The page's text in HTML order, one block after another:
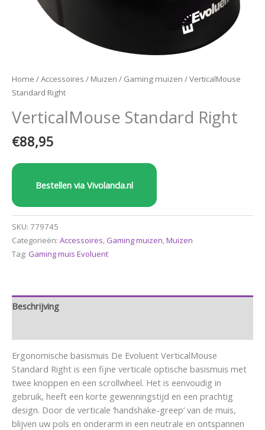
Home /Accessoires / Muizen / Gaming muizen / VerticalMouse
Standard Right
VerticalMouse Standard Right
€88,95
Bestellen via Vivolanda.nl
SKU: 779745
Categorieën: Accessoires, Gaming muizen,Muizen
Tag: Gaming muis Evoluent
Beschrijving
Ergonomische basismuis De Evoluent VerticalMouse
Standard Right is een fijne verticale optische basismuis met
twee knoppen en een scrollwheel. Het is eenvoudig in
gebruik, heeft een korte gewenningstijd en een prachtig
design. Door de verticale ‘handshake-greep’ van de muis,
blijven uw pols en onderarm in een neutrale en ontspannen